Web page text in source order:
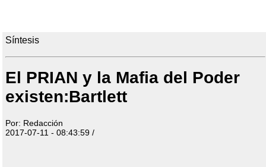
Síntesis
El PRIAN y la Mafia del Poder
existen:Bartlett
Por: Redacción
2017-07-11 - 08:43:59 /